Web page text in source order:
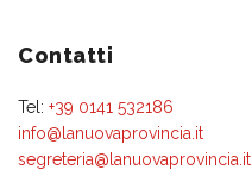
Contatti
Tel: +39 0141 532186
info@lanuovaprovincia.it
segreteria@lanuovaprovincia.it